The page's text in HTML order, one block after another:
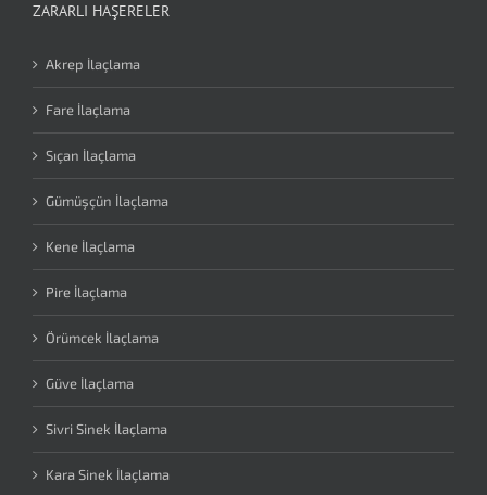
ZARARLI HAŞERELER
Akrep İlaçlama
Fare İlaçlama
Sıçan İlaçlama
Gümüşçün İlaçlama
Kene İlaçlama
Pire İlaçlama
Örümcek İlaçlama
Güve İlaçlama
Sivri Sinek İlaçlama
Kara Sinek İlaçlama